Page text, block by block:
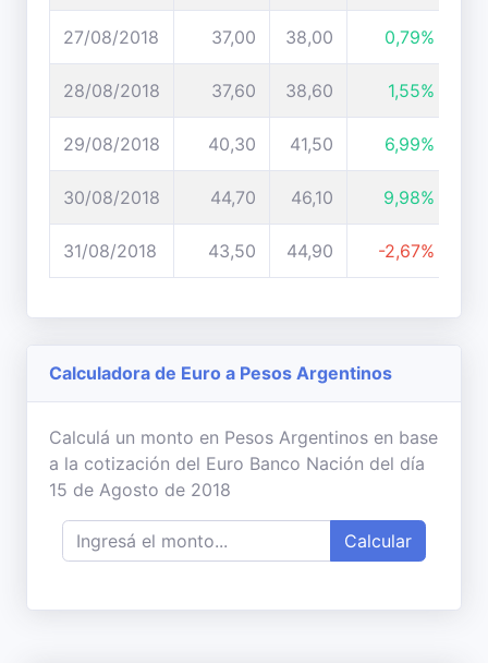
27/08/2018 37,00 38,00 0,79%
28/08/2018 37,60 38,60 1,55%
29/08/2018 40,30 41,50 6,99%
30/08/2018 44,70 46,10 9,98%
31/08/2018 43,50 44,90 -2,67%
Calculadora de Euro a Pesos Argentinos
Calculá un monto en Pesos Argentinos en base
a la cotización del Euro Banco Nación del día
15 de Agosto de 2018
Calcular